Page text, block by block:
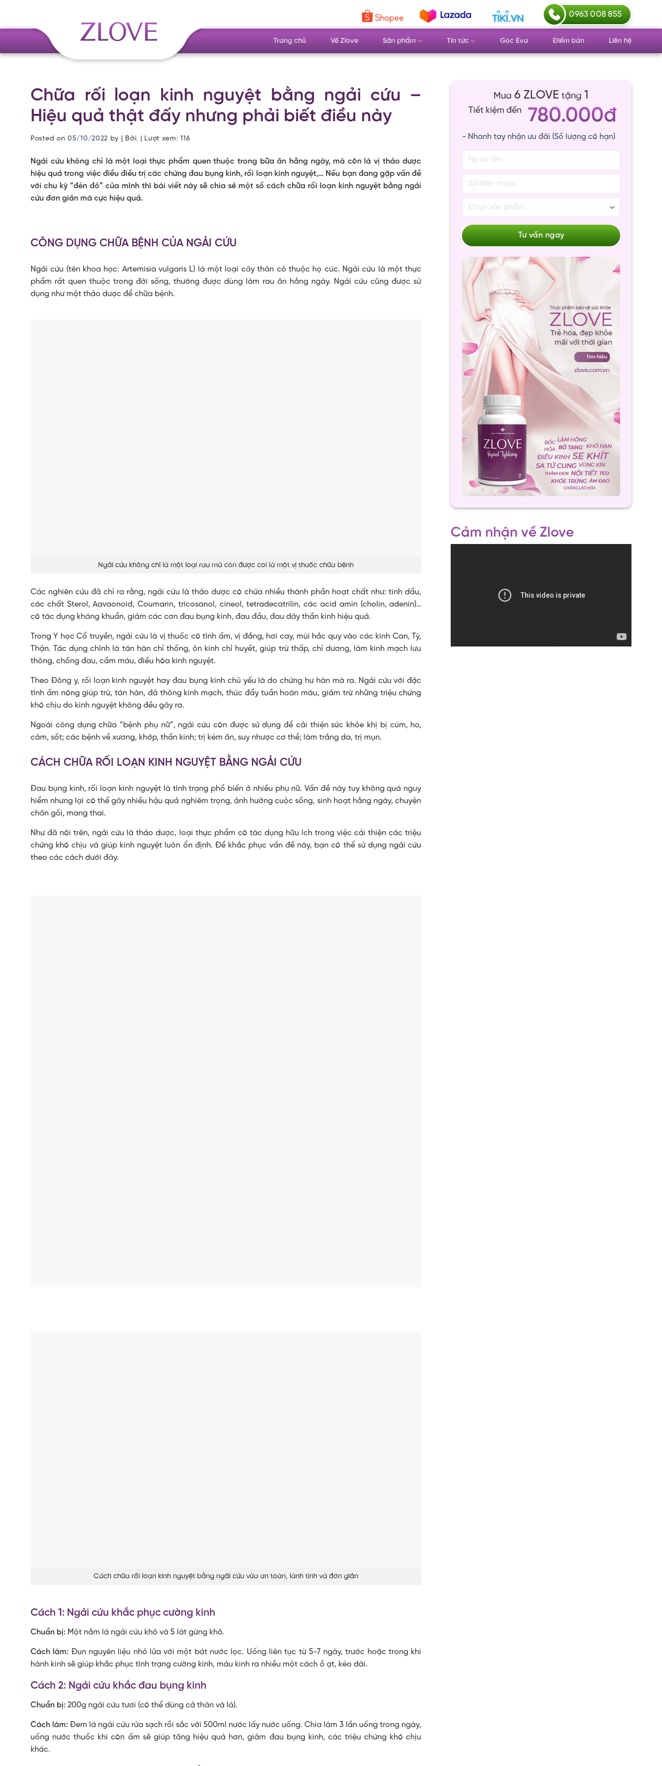
content
0963 008 855
Trang chủ Về Zlove Sản phẩm Tin tức Góc Eva Điểm bán Liên hệ
Chữa rối loạn kinh nguyệt bằng ngải cứu –
Hiệu quả thật đấy nhưng phải biết điều này
Posted on 05/10/2022 by | Bởi: | Lượt xem:116
Ngải cứu không chỉ là một loại thực phẩm quen thuộc trong bữa ăn hằng ngày, mà còn là vị thảo dược
hiệu quả trong việc điều điều trị các chứng đau bụng kinh, rối loạn kinh nguyệt,… Nếu bạn đang gặp vấn đề
với chu kỳ “đèn đỏ” của mình thì bài viết này sẽ chia sẻ một số cách chữa rối loạn kinh nguyệt bằng ngải
cứu đơn giản mà cực hiệu quả.
CÔNG DỤNG CHỮA BỆNH CỦA NGẢI CỨU
Ngải cứu (tên khoa học: Artemisia vulgaris L) là một loại cây thân cỏ thuộc họ cúc. Ngải cứu là một thực
phẩm rất quen thuộc trong đời sống, thường được dùng làm rau ăn hằng ngày. Ngải cứu cũng được sử
dụng như một thảo dược để chữa bệnh.
Ngải cứu không chỉ là một loại rau mà còn được coi là một vị thuốc chữa bệnh
Các nghiên cứu đã chỉ ra rằng, ngải cứu là thảo dược có chứa nhiều thành phần hoạt chất như: tinh dầu,
các chất Sterol, Aavaonoid, Coumarin, tricosanol, cineol, tetradecatrilin, các acid amin (cholin, adenin)…
có tác dụng kháng khuẩn, giảm các cơn đau bụng kinh, đau đầu, đau dây thần kinh hiệu quả.
Trong Y học Cổ truyền, ngải cứu là vị thuốc có tính ấm, vị đắng, hơi cay, mùi hắc quy vào các kinh Can, Tỳ,
Thận. Tác dụng chính là tán hàn chỉ thống, ôn kinh chỉ huyết, giúp trừ thấp, chỉ dương, làm kinh mạch lưu
thông, chống đau, cầm máu, điều hòa kinh nguyệt.
Theo Đông y, rối loạn kinh nguyệt hay đau bụng kinh chủ yếu là do chứng hư hàn mà ra. Ngải cứu với đặc
tính ấm nóng giúp trừ, tán hàn, đả thông kinh mạch, thúc đẩy tuần hoàn máu, giảm trừ những triệu chứng
khó chịu do kinh nguyệt không đều gây ra.
Ngoài công dụng chữa “bệnh phụ nữ”, ngải cứu còn được sử dụng để cải thiện sức khỏe khị bị cúm, ho,
cảm, sốt; các bệnh về xương, khớp, thần kinh; trị kém ăn, suy nhược cơ thể; làm trắng da, trị mụn.
CÁCH CHỮA RỐI LOẠN KINH NGUYỆT BẰNG NGẢI CỨU
Đau bụng kinh, rối loạn kinh nguyệt là tình trạng phổ biến ở nhiều phụ nữ. Vấn đề này tuy không quá nguy
hiểm nhưng lại có thể gây nhiều hậu quả nghiêm trọng, ảnh hưởng cuộc sống, sinh hoạt hằng ngày, chuyện
chăn gối, mang thai.
Như đã nói trên, ngải cứu là thảo dược, loại thực phẩm có tác dụng hữu ích trong việc cải thiện các triệu
chứng khó chịu và giúp kinh nguyệt luôn ổn định. Để khắc phục vấn đề này, bạn có thể sử dụng ngải cứu
theo các cách dưới đây.
Cách chữa rối loạn kinh nguyệt bằng ngải cứu vừa an toàn, lành tính và đơn giản
Cách 1: Ngải cứu khắc phục cường kinh
Chuẩn bị: Một nắm lá ngải cứu khô và 5 lát gừng khô.
Cách làm: Đun nguyên liệu nhỏ lửa với một bát nước lọc. Uống liên tục từ 5-7 ngày, trước hoặc trong khi
hành kinh sẽ giúp khắc phục tình trạng cường kinh, máu kinh ra nhiều một cách ồ ạt, kéo dài.
Cách 2: Ngải cứu khắc đau bụng kinh
Chuẩn bị: 200g ngải cứu tươi (có thể dùng cả thân và lá).
Cách làm:Đem lá ngải cứu rửa sạch rồi sắc với 500ml nước lấy nước uống. Chia làm 3 lần uống trong ngày,
uống nước thuốc khi còn ấm sẽ giúp tăng hiệu quả hơn, giảm đau bụng kinh, các triệu chứng khó chịu
khác.
Mua6 ZLOVE tặng 1
Tiết kiệm đến 780.000đ
- Nhanh tay nhận ưu đãi (Số lượng có hạn)
Cảm nhận về Zlove